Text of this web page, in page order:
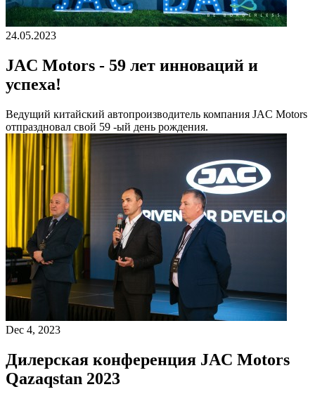
24.05.2023
JAC Motors - 59 лет инноваций и
успеха!
Ведущий китайский автопроизводитель компания JAC Motors
отпраздновал свой 59 -ый день рождения.
Dec 4, 2023
Дилерская конференция JAC Motors
Qazaqstan 2023